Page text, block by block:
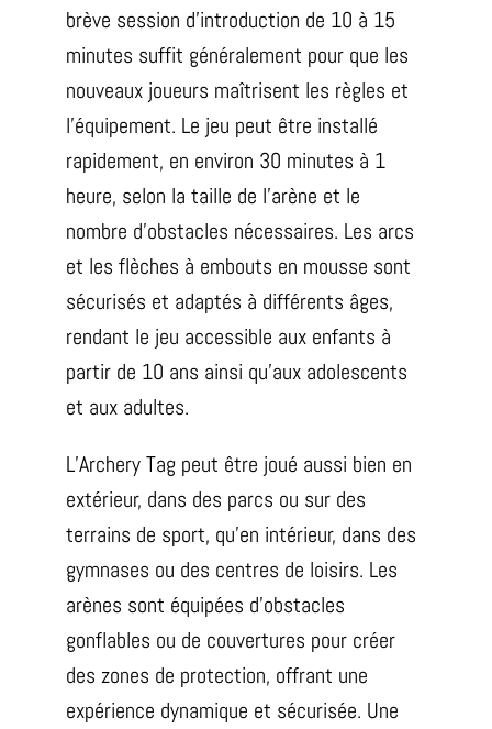
brève session d’introduction de 10 à 15
minutes suffit généralement pour que les
nouveaux joueurs maîtrisent les règles et
l’équipement. Le jeu peut être installé
rapidement, en environ 30 minutes à 1
heure, selon la taille de l’arène et le
nombre d’obstacles nécessaires. Les arcs
et les flèches à embouts en mousse sont
sécurisés et adaptés à différents âges,
rendant le jeu accessible aux enfants à
partir de 10 ans ainsi qu’aux adolescents
et aux adultes.
L’Archery Tag peut être joué aussi bien en
extérieur, dans des parcs ou sur des
terrains de sport, qu’en intérieur, dans des
gymnases ou des centres de loisirs. Les
arènes sont équipées d’obstacles
gonflables ou de couvertures pour créer
des zones de protection, offrant une
expérience dynamique et sécurisée. Une